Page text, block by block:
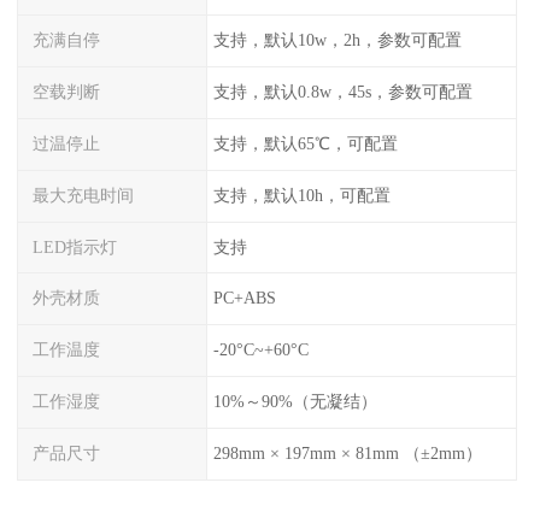
充满自停 支持，默认10w，2h，参数可配置
空载判断 支持，默认0.8w，45s，参数可配置
过温停止 支持，默认65℃，可配置
最大充电时间 支持，默认10h，可配置
LED指示灯 支持
外壳材质 PC+ABS
工作温度 -20°C~+60°C
工作湿度 10%～90%（无凝结）
产品尺寸 298mm × 197mm × 81mm （±2mm）